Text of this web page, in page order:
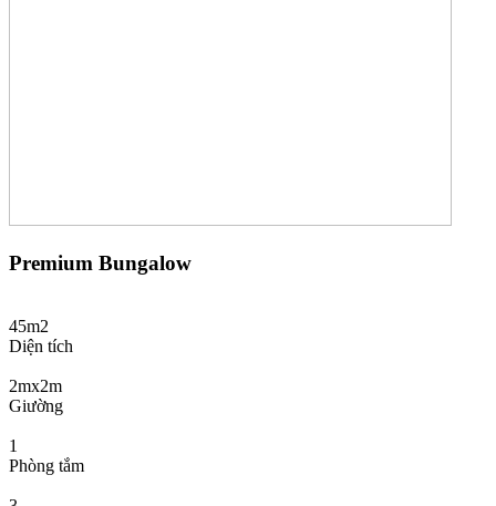
Premium Bungalow
45m2
Diện tích
2mx2m
Giường
1
Phòng tắm